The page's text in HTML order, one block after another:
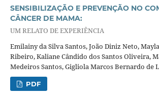
SENSIBILIZAÇÃO E PREVENÇÃO NO
CÂNCER DE MAMA:
UM RELATO DE EXPERIÊNCIA
Emilainy da Silva Santos, João Diniz Neto,
Ribeiro, Kaliane Cândido dos Santos Oliveira,
Medeiros Santos, Gigliola Marcos Bernardo de
PDF